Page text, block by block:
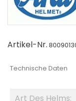
Artikel-Nr.
Technische Daten
Art Des Helms: